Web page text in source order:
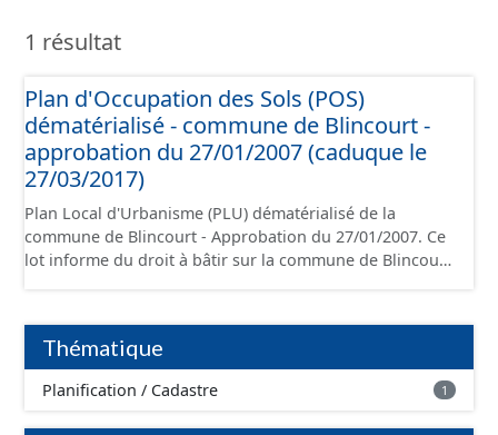
1 résultat
Plan d'Occupation des Sols (POS)
dématérialisé - commune de Blincourt -
approbation du 27/01/2007 (caduque le
27/03/2017)
Plan Local d'Urbanisme (PLU) dématérialisé de la
commune de Blincourt - Approbation du 27/01/2007. Ce
lot informe du droit à bâtir sur la commune de Blincourt.
administratives, le rapport de présentation, le PADD, le
règlement (à l'exception des plans de zonages), les
annexes, les orientations d'aménagement et les données
géographiques. Malgré l'attention portée à la création
de ces données, il est rappelé que seuls les documents
Thématique
Planification / Cadastre 1